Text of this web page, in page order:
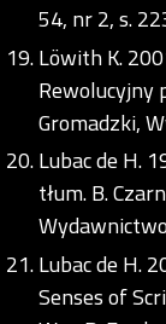
54, nr 2, s.
Löwith K.
Rewolucyjny
Gromadzki,
Lubac de H.
tłum. B.
Lubac de H.
Senses of